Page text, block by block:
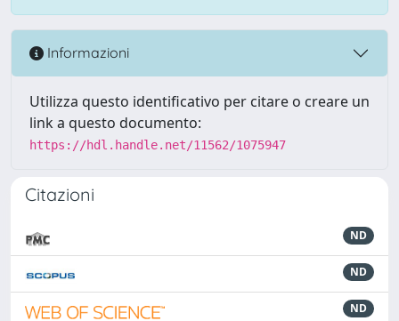
Informazioni
Utilizza questo identificativo per citare o creare un
link a questo documento:
https://hdl.handle.net/11562/1075947
Citazioni
ND
ND
ND